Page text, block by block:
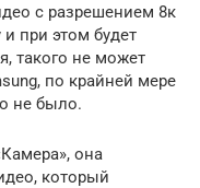
с разрешением 8к
при этом будет
такого не может
по крайней мере
не было.
она
который